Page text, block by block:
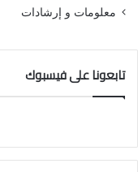
معلومات و إرشادات
تابعونا على فيسبوك